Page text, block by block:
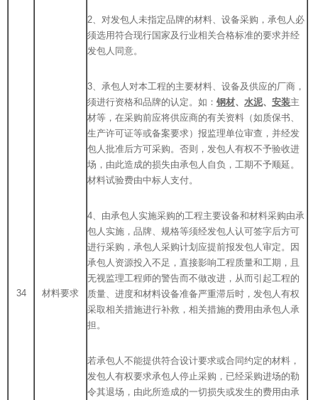
34 材料要求
2、对发包人未指定品牌的材料、设备采购，承包人必
须选用符合现行国家及行业相关合格标准的要求并经
发包人同意。
3、承包人对本工程的主要材料、设备及供应的厂商，
须进行资格和品牌的认定。如： 钢材、 水泥、 安装主
材等，在采购前应将供应商的有关资料（如质保书、
生产许可证等或备案要求）报监理单位审查，并经发
包人批准后方可采购。否则，发包人有权不予验收进
场，由此造成的损失由承包人自负，工期不予顺延。
材料试验费由中标人支付。
4、由承包人实施采购的工程主要设备和材料采购由承
包人实施，品牌、规格等须经发包人认可签字后方可
进行采购，承包人采购计划应提前报发包人审定。因
承包人资源投入不足，直接影响工程质量和工期，且
无视监理工程师的警告而不做改进，从而引起工程的
质量、进度和材料设备准备严重滞后时，发包人有权
采取相关措施进行补救，相关措施的费用由承包人承
担。
若承包人不能提供符合设计要求或合同约定的材料，
发包人有权要求承包人停止采购，已经采购进场的勒
令其退场，由此所造成的一切损失或发生的费用由承